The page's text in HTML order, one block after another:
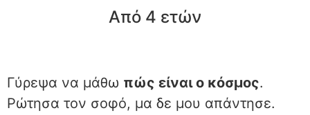
Από 4 ετών
Γύρεψα να μάθω πώς είναι ο κόσμος.
Ρώτησα τον σοφό, μα δε μου απάντησε.